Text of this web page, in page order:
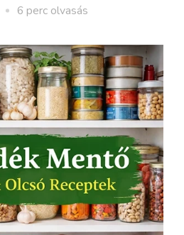
6 perc olvasás